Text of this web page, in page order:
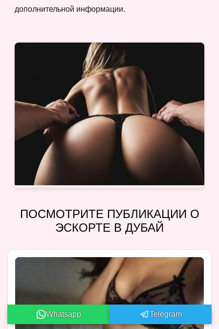
дополнительной информации.
ПОСМОТРИТЕ ПУБЛИКАЦИИ О
ЭСКОРТЕ В ДУБАЙ
Whatsapp Telegram